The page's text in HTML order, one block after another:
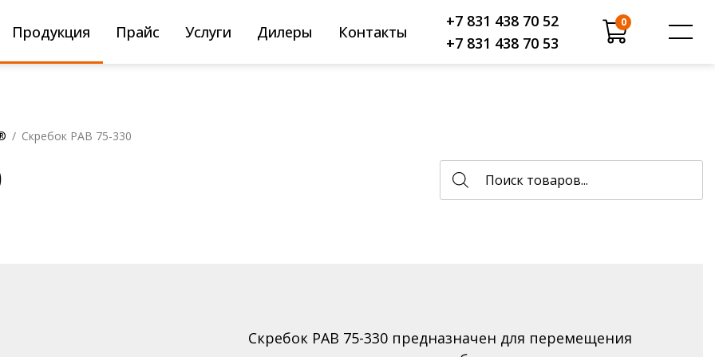
Продукция Прайс Услуги Дилеры Контакты
+7 831 438 70 52
+7 831 438 70 53
0
Новости
/ Скребок РАВ 75-330
Поиск
товаров
Скребок РАВ 75-330 предназначен для перемещения